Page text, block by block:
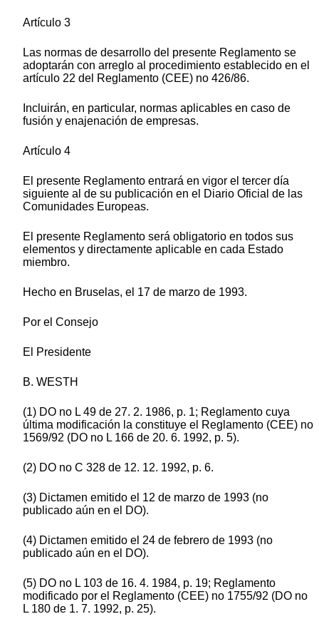
Artículo 3
Las normas de desarrollo del presente Reglamento se
adoptarán con arreglo al procedimiento establecido en el
artículo 22 del Reglamento (CEE) no 426/86.
Incluirán, en particular, normas aplicables en caso de
fusión y enajenación de empresas.
Artículo 4
El presente Reglamento entrará en vigor el tercer día
siguiente al de su publicación en el Diario Oficial de las
Comunidades Europeas.
El presente Reglamento será obligatorio en todos sus
elementos y directamente aplicable en cada Estado
miembro.
Hecho en Bruselas, el 17 de marzo de 1993.
Por el Consejo
El Presidente
B. WESTH
(1) DO no L 49 de 27. 2. 1986, p. 1; Reglamento cuya
última modificación la constituye el Reglamento (CEE) no
1569/92 (DO no L 166 de 20. 6. 1992, p. 5).
(2) DO no C 328 de 12. 12. 1992, p. 6.
(3) Dictamen emitido el 12 de marzo de 1993 (no
publicado aún en el DO).
(4) Dictamen emitido el 24 de febrero de 1993 (no
publicado aún en el DO).
(5) DO no L 103 de 16. 4. 1984, p. 19; Reglamento
modificado por el Reglamento (CEE) no 1755/92 (DO no
L 180 de 1. 7. 1992, p. 25).